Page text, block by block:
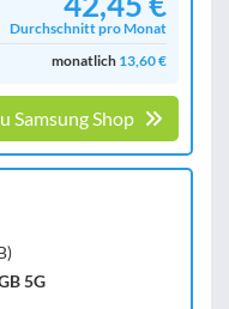
Durchschnitt pro Monat
monatlich 13,60 €
Samsung Shop
5G